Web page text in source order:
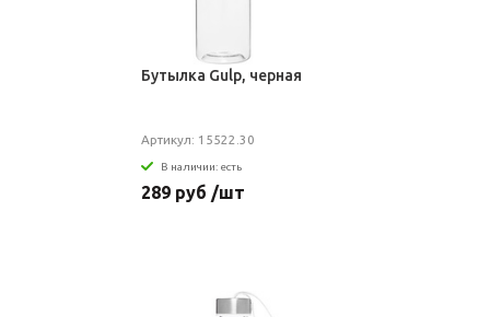
Бутылка Gulp, черная
Артикул: 15522.30
В наличии: есть
289 руб /шт